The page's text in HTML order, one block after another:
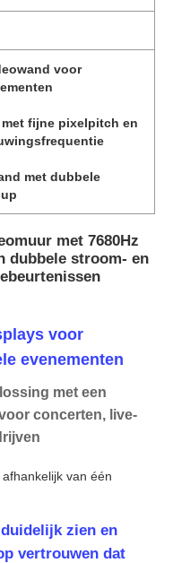
voor
fijne pixelpitch en
met dubbele
met 7680Hz
dubbele stroom- en
voor
evenementen
met een
concerten, live-
van één
zien en
vertrouwen dat